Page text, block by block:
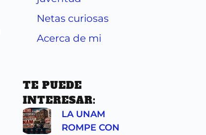
Netas curiosas
Acerca de mi
TE PUEDE
INTERESAR:
LA UNAM
ROMPE CON